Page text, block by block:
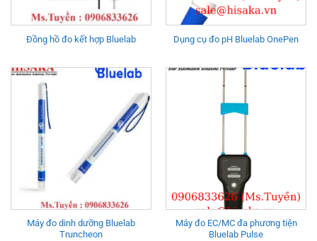
Đồng hồ đo kết hợp Bluelab Dụng cụ đo pH Bluelab OnePen
Máy đo dinh dưỡng Bluelab
Truncheon
Máy đo EC/MC đa phương tiện
Bluelab Pulse